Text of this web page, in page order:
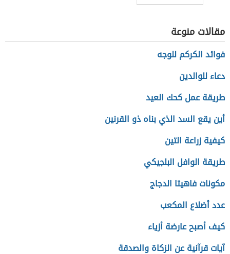
إيجابيات؟
مقالات منوعة
فوائد الكركم للوجه
دعاء للوالدين
طريقة عمل كحك العيد
أين يقع السد الذي بناه ذو القرنين
كيفية زراعة التين
طريقة الوافل البلجيكي
مكونات فاهيتا الدجاج
عدد أضلاع المكعب
كيف أصبح عارضة أزياء
آيات قرآنية عن الزكاة والصدقة